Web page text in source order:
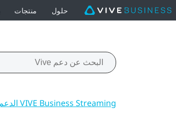
حلول منتجات
VIVE Business Streaming الدعم